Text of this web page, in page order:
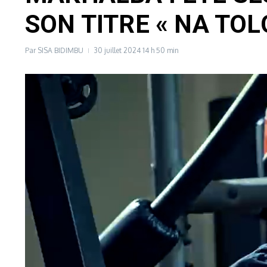
SON TITRE « NA
Par SISA BIDIMBU 30 juillet 2024 14 h 50 min